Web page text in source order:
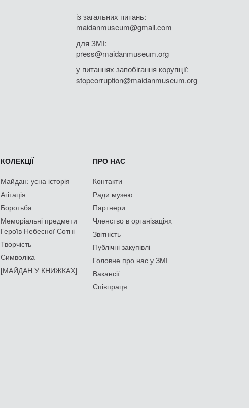
із загальних питань:
maidanmuseum@gmail.com
для ЗМІ:
press@maidanmuseum.org
у питаннях запобігання корупції:
stopcorruption@maidanmuseum.org
КОЛЕКЦІЇ
Майдан: усна історія
Агітація
Боротьба
Меморіальні предмети
Героїв Небесної Сотні
Творчість
Символіка
[МАЙДАН У КНИЖКАХ]
ПРО НАС
Контакти
Ради музею
Партнери
Членство в організаціях
Звітність
Публічні закупівлі
Головне про нас у ЗМІ
Вакансії
Співпраця